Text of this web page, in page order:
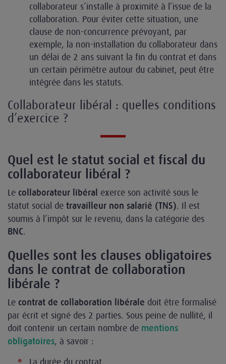
collaborateur s’installe à proximité à l’issue de la
collaboration. Pour éviter cette situation, une
clause de non-concurrence prévoyant, par
exemple, la non-installation du collaborateur dans
un délai de 2 ans suivant la fin du contrat et dans
un certain périmètre autour du cabinet, peut être
intégrée dans les statuts.
Collaborateur libéral : quelles conditions
d’exercice ?
Quel est le statut social et fiscal du
collaborateur libéral ?
Le collaborateur libéral exerce son activité sous le
statut social de travailleur non salarié (TNS). Il est
soumis à l’impôt sur le revenu, dans la catégorie des
BNC.
Quelles sont les clauses obligatoires
dans le contrat de collaboration
libérale ?
Le contrat de collaboration libérale doit être formalisé
par écrit et signé des 2 parties. Sous peine de nullité, il
doit contenir un certain nombre de mentions
obligatoires, à savoir :
La durée du contrat,